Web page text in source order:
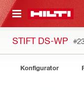
HOVEDINDHOLD
STIFT DS-WP
Konfigurator